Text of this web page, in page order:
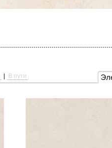
В пути